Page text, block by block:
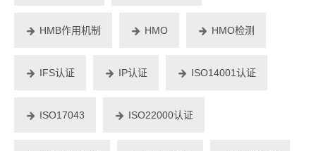
HMB作用机制 HMO HMO检测
IFS认证 IP认证 ISO14001认证
ISO17043 ISO22000认证